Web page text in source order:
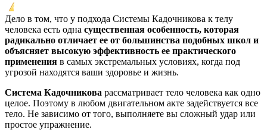
Дело в том, что у подхода Системы Кадочникова к телу
человека есть одна существенная особенность, которая
радикально отличает ее от большинства подобных школ и
объясняет высокую эффективность ее практического
применения в самых экстремальных условиях, когда под
угрозой находятся ваши здоровье и жизнь.
Система Кадочникова рассматривает тело человека как одно
целое. Поэтому в любом двигательном акте задействуется все
тело. Не зависимо от того, выполняете вы сложный удар или
простое упражнение.